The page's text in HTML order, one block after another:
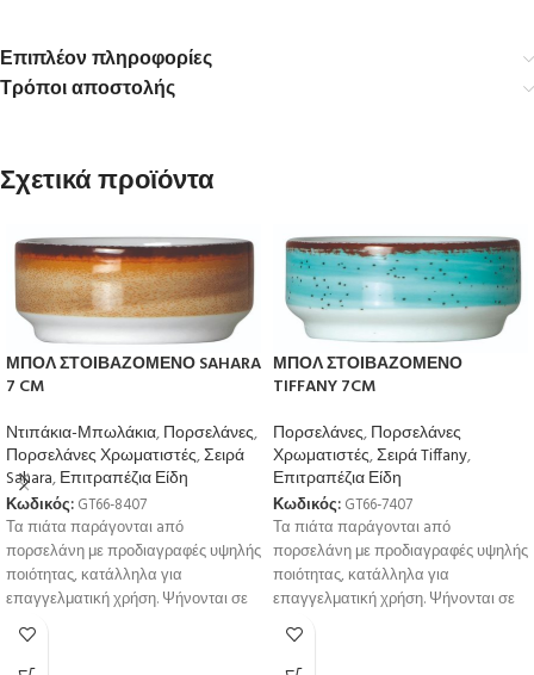
Επιπλέον πληροφορίες
Τρόποι αποστολής
Σχετικά προϊόντα
ΜΠΟΛ ΣΤΟΙΒΑΖΟΜΕΝΟ SAHARA
7 CM
Ντιπάκια-Μπωλάκια,Πορσελάνες,
Πορσελάνες Χρωματιστές,Σειρά
Sahara,Επιτραπέζια Είδη
Κωδικός: GT66-8407
Τα πιάτα παράγονται aπό
πορσελάνη με προδιαγραφές υψηλής
ποιότητας, κατάλληλα για
επαγγελματική χρήση. Ψήνονται σε
υψηλή θερμοκρσία για μεγαλύτερη
αντοχή
ΜΠΟΛ ΣΤΟΙΒΑΖΟΜΕΝΟ
TIFFANY 7CM
Πορσελάνες,Πορσελάνες
Χρωματιστές,Σειρά Tiffany,
Επιτραπέζια Είδη
Κωδικός: GT66-7407
Τα πιάτα παράγονται aπό
πορσελάνη με προδιαγραφές υψηλής
ποιότητας, κατάλληλα για
επαγγελματική χρήση. Ψήνονται σε
υψηλή θερμοκρσία για μεγαλύτερη
αντοχή